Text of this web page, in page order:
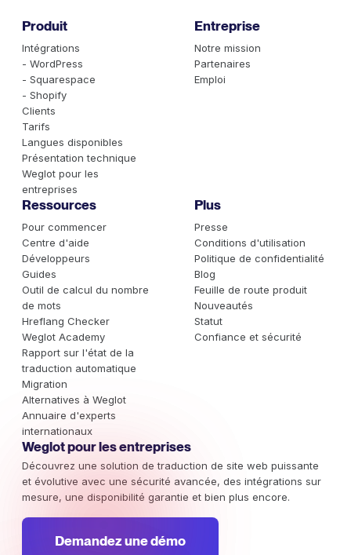
Produit
Intégrations
- WordPress
- Squarespace
- Shopify
Clients
Tarifs
Langues disponibles
Présentation technique
Weglot pour les
entreprises
Entreprise
Notre mission
Partenaires
Emploi
Ressources
Pour commencer
Centre d'aide
Développeurs
Guides
Outil de calcul du nombre
de mots
Hreflang Checker
Weglot Academy
Rapport sur l'état de la
traduction automatique
Migration
Alternatives à Weglot
Annuaire d'experts
internationaux
Plus
Presse
Conditions d'utilisation
Politique de confidentialité
Blog
Feuille de route produit
Nouveautés
Statut
Confiance et sécurité
Weglot pour les entreprises
Découvrez une solution de traduction de site web puissante
et évolutive avec une sécurité avancée, des intégrations sur
mesure, une disponibilité garantie et bien plus encore.
Demandez une démo